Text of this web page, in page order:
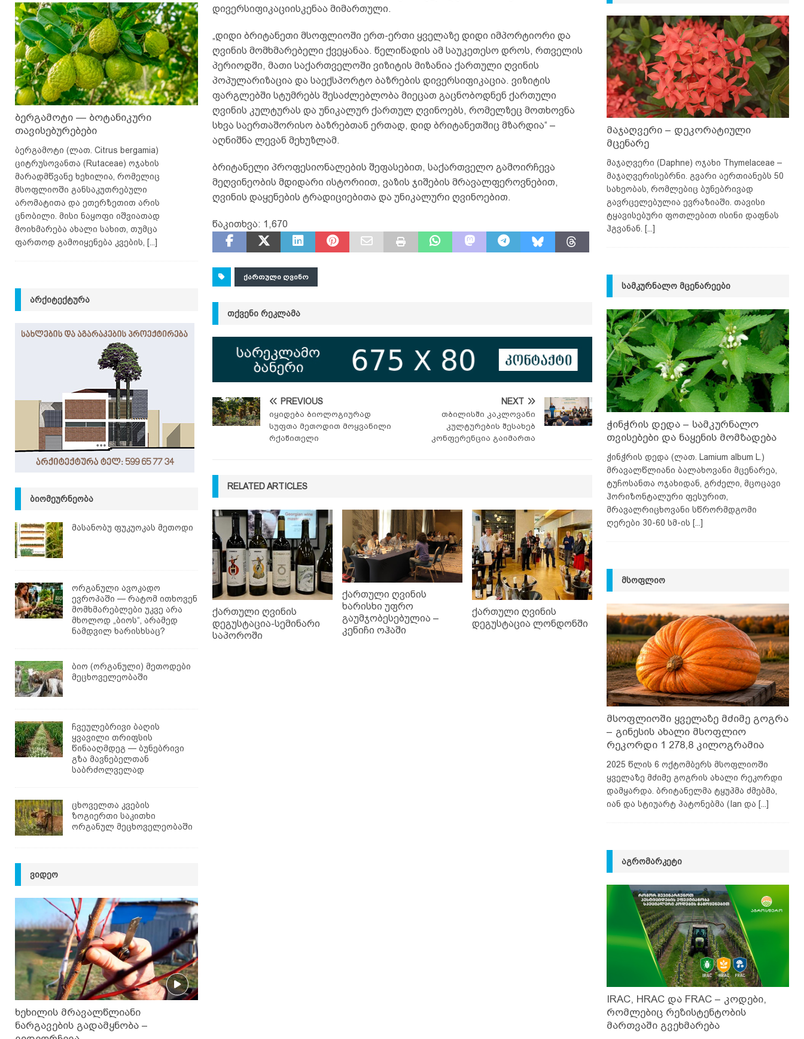
დივერსიფიკაციისკენაა მიმართული.
„დიდი ბრიტანეთი მსოფლიოში ერთ-ერთი ყველაზე დიდი იმპორტიორი და
ღვინის მომხმარებელი ქვეყანაა. წელიწადის ამ საუკეთესო დროს, რთველის
პერიოდში, მათი საქართველოში ვიზიტის მიზანია ქართული ღვინის
პოპულარიზაცია და საექსპორტო ბაზრების დივერსიფიკაცია. ვიზიტის
ფარგლებში სტუმრებს შესაძლებლობა მიეცათ გაცნობოდნენ ქართული
ღვინის კულტურას და უნიკალურ ქართულ ღვინოებს, რომელზეც მოთხოვნა
სხვა საერთაშორისო ბაზრებთან ერთად, დიდ ბრიტანეთშიც მზარდია“ –
აღნიშნა ლევან მეხუზლამ.
ბრიტანელი პროფესიონალების შეფასებით, საქართველო გამოირჩევა
მეღვინეობის მდიდარი ისტორიით, ვაზის ჯიშების მრავალფეროვნებით,
ღვინის დაყენების ტრადიციებითა და უნიკალური ღვინოებით.
წაკითხვა: 1,670
ᲥᲐᲠᲗᲣᲚᲘ ᲦᲕᲘᲜᲝ
ᲗᲥᲕᲔᲜᲘ ᲠᲔᲙᲚᲐᲛᲐ
PREVIOUS
იყიდება ბიოლოგიურად
სუფთა მეთოდით მოყვანილი
რქაწითელი
NEXT
თბილისში კაკლოვანი
კულტურების შესახებ
კონფერენცია გაიმართა
RELATED ARTICLES
ქართული ღვინის
დეგუსტაცია-სემინარი
საპოროში
ქართული ღვინის
ხარისხი უფრო
გაუმჯობესებულია –
კენიჩი ოჰაში
ქართული ღვინის
დეგუსტაცია ლონდონში
ბერგამოტი — ბოტანიკური
თავისებურებები
ბერგამოტი (ლათ. Citrus bergamia)
ციტრუსოვანთა (Rutaceae) ოჯახის
მარადმწვანე ხეხილია, რომელიც
მსოფლიოში განსაკუთრებული
არომატითა და ეთერზეთით არის
ცნობილი. მისი ნაყოფი იშვიათად
მოიხმარება ახალი სახით, თუმცა
ფართოდ გამოიყენება კვების,
[...]
ᲐᲠᲥᲘᲢᲔᲥᲢᲣᲠᲐ
ᲑᲘᲝᲛᲔᲣᲠᲜᲔᲝᲑᲐ
მასანობუ ფუკუოკას მეთოდი
ორგანული ავოკადო
ევროპაში — რატომ ითხოვენ
მომხმარებლები უკვე არა
მხოლოდ „ბიოს“, არამედ
ნამდვილ ხარისხსაც?
ბიო (ორგანული) მეთოდები
მეცხოველეობაში
ჩვეულებრივი ბაღის
ყვავილი თრიფსის
წინააღმდეგ — ბუნებრივი
გზა მავნებელთან
საბრძოლველად
ცხოველთა კვების
ზოგიერთი საკითხი
ორგანულ მეცხოველეობაში
ᲕᲘᲓᲔᲝ
ხეხილის მრავალწლიანი
ნარგავების გადამყნობა –
მაჯაღვერი – დეკორატიული
მცენარე
მაჯაღვერი (Daphne) ოჯახი Thymelaceae –
მაჯაღვერისებრნი. გვარი აერთიანებს 50
სახეობას, რომლებიც ბუნებრივად
გავრცელებულია ევრაზიაში. თავისი
ტყავისებური ფოთლებით ისინი დაფნას
ჰგვანან. [...]
ᲡᲐᲛᲙᲣᲠᲜᲐᲚᲝ ᲛᲪᲔᲜᲐᲠᲔᲔᲑᲘ
ჭინჭრის დედა – სამკურნალო
თვისებები და ნაყენის მომზადება
ჭინჭრის დედა (ლათ. Lamium album L.)
მრავალწლიანი ბალახოვანი მცენარეა,
ტუჩოსანთა ოჯახიდან, გრძელი, მცოცავი
ჰორიზონტალური ფესურით,
მრავალრიცხოვანი სწრორმდგომი
ღერები 30-60 სმ-ის [...]
ᲛᲡᲝᲤᲚᲘᲝ
მსოფლიოში ყველაზე მძიმე გოგრა
– გინესის ახალი მსოფლიო
რეკორდი 1 278,8 კილოგრამია
2025 წლის 6 ოქტომბერს მსოფლიოში
ყველაზე მძიმე გოგრის ახალი რეკორდი
დამყარდა. ბრიტანელმა ტყუპმა ძმებმა,
იან და სტიუარტ პატონებმა (Ian და [...]
ᲐᲒᲠᲝᲛᲐᲠᲙᲔᲢᲘ
IRAC, HRAC და FRAC – კოდები,
რომლებიც რეზისტენტობის
მართვაში გვეხმარება